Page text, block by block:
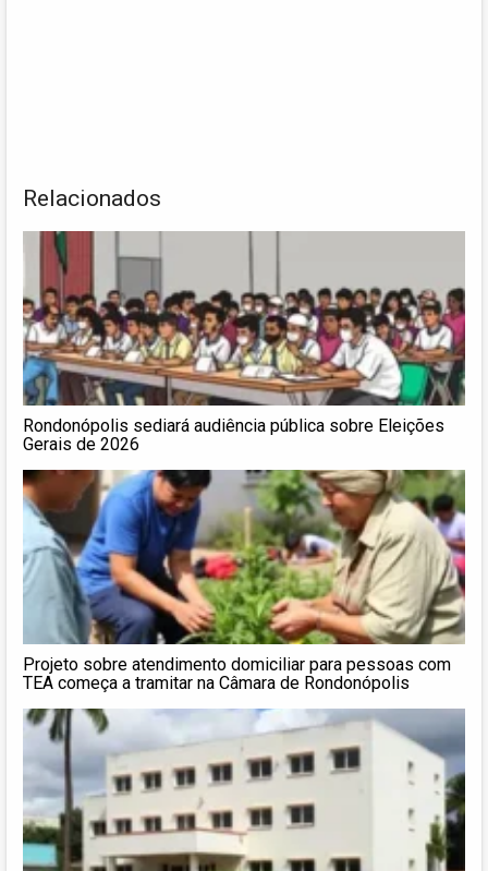
Relacionados
Rondonópolis sediará audiência pública sobre Eleições
Gerais de 2026
Projeto sobre atendimento domiciliar para pessoas com
TEA começa a tramitar na Câmara de Rondonópolis